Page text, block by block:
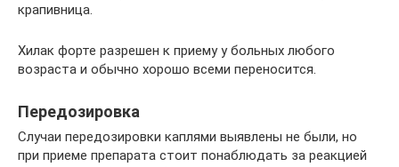
крапивница.
Хилак форте разрешен к приему у больных любого
возраста и обычно хорошо всеми переносится.
Передозировка
Случаи передозировки каплями выявлены не были, но
при приеме препарата стоит понаблюдать за реакцией